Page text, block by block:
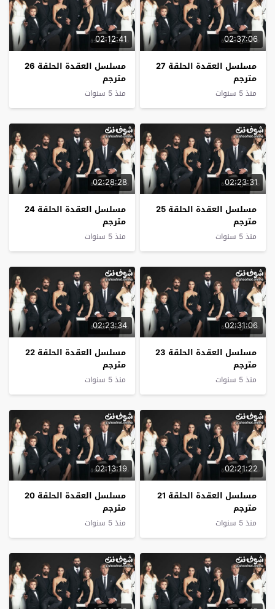
02:37:06
مسلسل العقدة الحلقة 27
مترجم
منذ 5 سنوات
02:12:41
مسلسل العقدة الحلقة 26
مترجم
منذ 5 سنوات
02:23:31
مسلسل العقدة الحلقة 25
مترجم
منذ 5 سنوات
02:28:28
مسلسل العقدة الحلقة 24
مترجم
منذ 5 سنوات
02:31:06
مسلسل العقدة الحلقة 23
مترجم
منذ 5 سنوات
02:23:34
مسلسل العقدة الحلقة 22
مترجم
منذ 5 سنوات
02:21:22
مسلسل العقدة الحلقة 21
مترجم
منذ 5 سنوات
02:13:19
مسلسل العقدة الحلقة 20
مترجم
منذ 5 سنوات